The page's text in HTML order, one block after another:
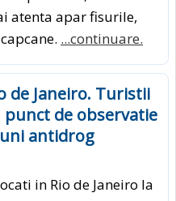
atenta apar fisurile,
...continuare.
de Janeiro. Turistii
de observatie
antidrog
in Rio de Janeiro la